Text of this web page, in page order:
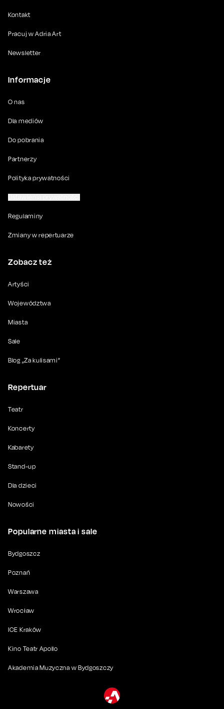
Kontakt
Pracuj w Adria Art
Newsletter
Informacje
O nas
Dla mediów
Do pobrania
Partnerzy
Polityka prywatności
Regulaminy
Zmiany w repertuarze
Zobacz też
Artyści
Województwa
Miasta
Sale
Blog „Za kulisami”
Repertuar
Teatr
Koncerty
Kabarety
Stand-up
Dla dzieci
Nowości
Popularne miasta i sale
Bydgoszcz
Poznań
Warszawa
Wrocław
ICE Kraków
Kino Teatr Apollo
Akademia Muzyczna w Bydgoszczy